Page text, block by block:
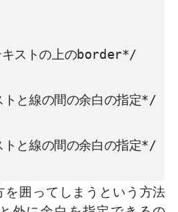
ストの上のborder*/
と線の間の余白の指定*/
と線の間の余白の指定*/
囲ってしまうという方法